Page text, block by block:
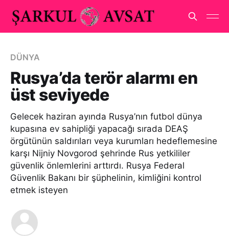
DÜNYA
Rusya’da terör alarmı en
üst seviyede
Gelecek haziran ayında Rusya’nın futbol dünya
kupasına ev sahipliği yapacağı sırada DEAŞ
örgütünün saldırıları veya kurumları hedeflemesine
karşı Nijniy Novgorod şehrinde Rus yetkililer
güvenlik önlemlerini arttırdı. Rusya Federal
Güvenlik Bakanı bir şüphelinin, kimliğini kontrol
etmek isteyen